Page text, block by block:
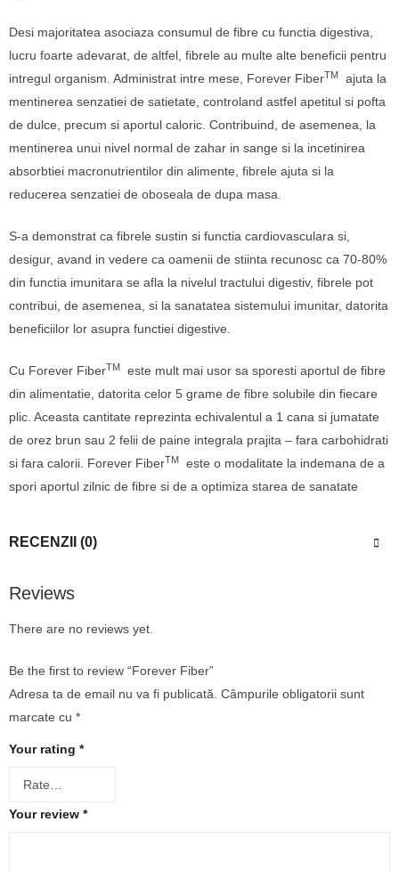
Desi majoritatea asociaza consumul de fibre cu functia digestiva,
lucru foarte adevarat, de altfel, fibrele au multe alte beneficii pentru
intregul organism. Administrat intre mese, Forever FiberTM
ajuta la
mentinerea senzatiei de satietate, controland astfel apetitul si pofta
de dulce, precum si aportul caloric. Contribuind, de asemenea, la
mentinerea unui nivel normal de zahar in sange si la incetinirea
absorbtiei macronutrientilor din alimente, fibrele ajuta si la
reducerea senzatiei de oboseala de dupa masa.
S-a demonstrat ca fibrele sustin si functia cardiovasculara si,
desigur, avand in vedere ca oamenii de stiinta recunosc ca 70-80%
din functia imunitara se afla la nivelul tractului digestiv, fibrele pot
contribui, de asemenea, si la sanatatea sistemului imunitar, datorita
beneficiilor lor asupra functiei digestive.
Cu Forever FiberTM
este mult mai usor sa sporesti aportul de fibre
din alimentatie, datorita celor 5 grame de fibre solubile din fiecare
plic. Aceasta cantitate reprezinta echivalentul a 1 cana si jumatate
de orez brun sau 2 felii de paine integrala prajita – fara carbohidrati
si fara calorii. Forever FiberTM
este o modalitate la indemana de a
spori aportul zilnic de fibre si de a optimiza starea de sanatate
RECENZII (0)
Reviews
There are no reviews yet.
Be the first to review “Forever Fiber”
Adresa ta de email nu va fi publicată. Câmpurile obligatorii sunt
marcate cu *
Your rating *
Your review *